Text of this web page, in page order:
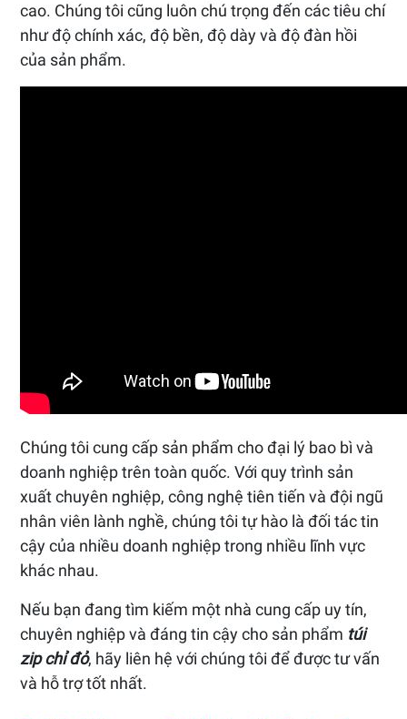
cao. Chúng tôi cũng luôn chú trọng đến các tiêu chí
như độ chính xác, độ bền, độ dày và độ đàn hồi
của sản phẩm.
Chúng tôi cung cấp sản phẩm cho đại lý bao bì và
doanh nghiệp trên toàn quốc. Với quy trình sản
xuất chuyên nghiệp, công nghệ tiên tiến và đội ngũ
nhân viên lành nghề, chúng tôi tự hào là đối tác tin
cậy của nhiều doanh nghiệp trong nhiều lĩnh vực
khác nhau.
Nếu bạn đang tìm kiếm một nhà cung cấp uy tín,
chuyên nghiệp và đáng tin cậy cho sản phẩm túi
zip chỉ đỏ, hãy liên hệ với chúng tôi để được tư vấn
và hỗ trợ tốt nhất.